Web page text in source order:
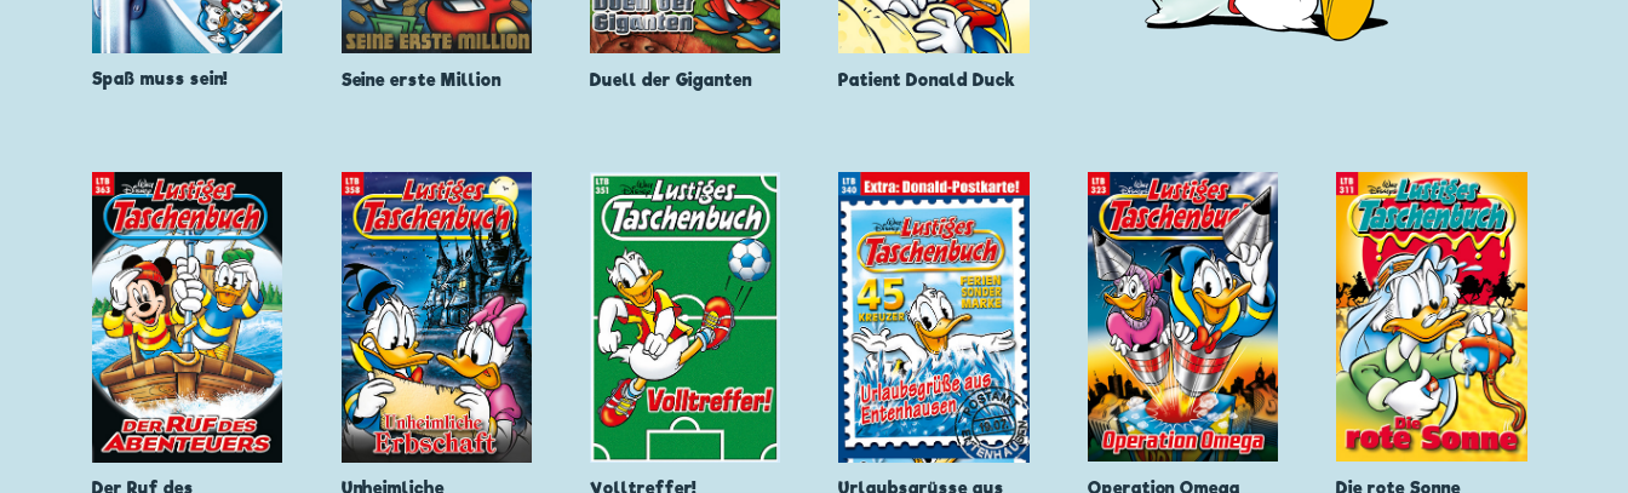
Spaß muss sein! Seine erste Million Duell der Giganten Patient Donald Duck
Der Ruf des
Unheimliche
Volltreffer!
Urlaubsgrüsse aus
Operation Omega Die rote Sonne